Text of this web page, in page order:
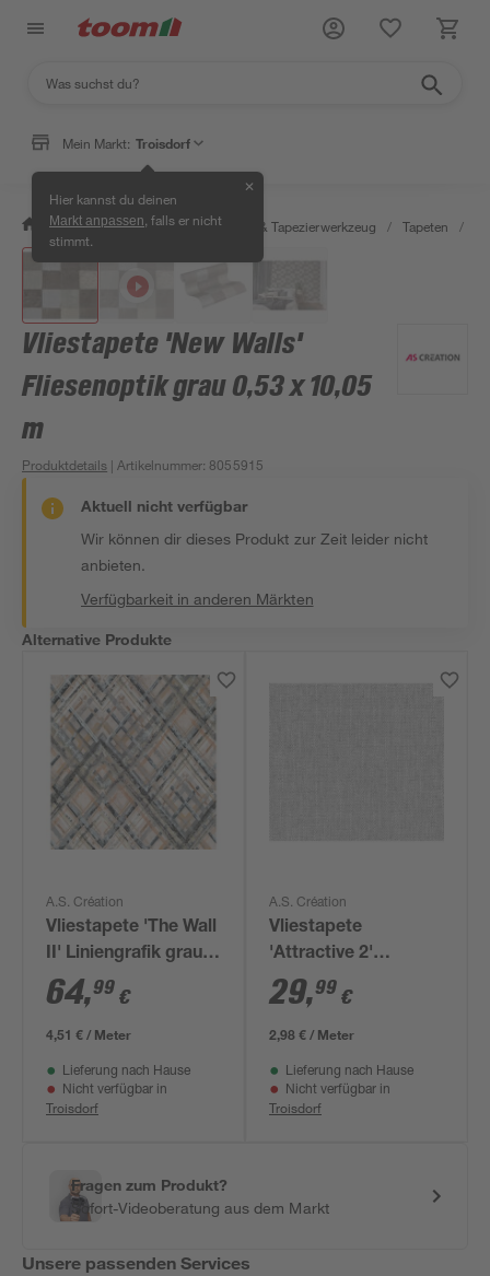
Mein Markt: Troisdorf
Hier kannst du deinen
Markt anpassen , falls er nicht
stimmt.
✕
/ Wohnen & Haushalt / Tapeten & Tapezierwerkzeug / Tapeten /
Vliestapete 'New Walls'
Fliesenoptik grau 0,53 x 10,05
m
Produktdetails | Artikelnummer: 8055915
Aktuell nicht verfügbar
Wir können dir dieses Produkt zur Zeit leider nicht
anbieten.
Verfügbarkeit in anderen Märkten
Alternative Produkte
A.S. Création
Vliestapete 'The Wall
II' Liniengrafik grau
5-teilig 2,65 x 2,80 m
64,99 €
4,51 € / Meter
Lieferung nach Hause
Nicht verfügbar in
Troisdorf
A.S. Création
Vliestapete
'Attractive 2'
Leinenstruktur
grau/weiß 0,53 x
10,05 m
29,99 €
2,98 € / Meter
Lieferung nach Hause
Nicht verfügbar in
Troisdorf
Fragen zum Produkt?
Sofort-Videoberatung aus dem Markt
Unsere passenden Services